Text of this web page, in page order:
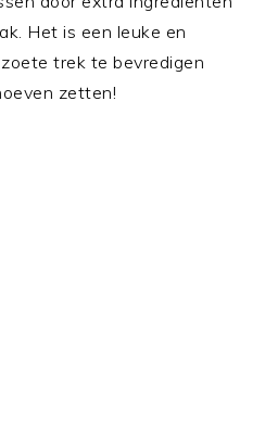
Het is een leuke en
trek te bevredigen
zetten!